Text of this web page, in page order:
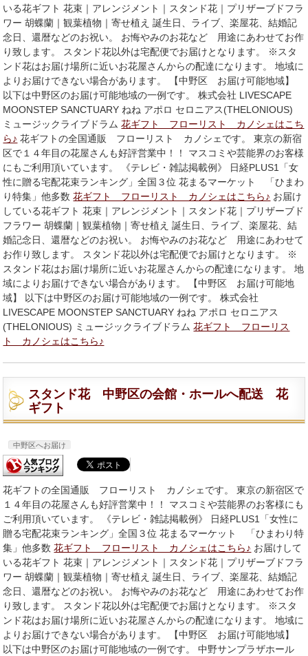
いる花ギフト 花束｜アレンジメント｜スタンド花｜プリザーブドフラ
ワー 胡蝶蘭｜観葉植物｜寄せ植え 誕生日、ライブ、楽屋花、結婚記
念日、還暦などのお祝い。 お悔やみのお花など 用途にあわせてお作
り致します。 スタンド花以外は宅配便でお届けとなります。 ※スタ
ンド花はお届け場所に近いお花屋さんからの配達になります。 地域に
よりお届けできない場合があります。 【中野区 お届け可能地域】
以下は中野区のお届け可能地域の一例です。 株式会社 LIVESCAPE
MOONSTEP SANCTUARY ねね アポロ セロニアス(THELONIOUS)
ミュージックライブドラム花ギフト フローリスト カノシェはこち
ら♪ 花ギフトの全国通販 フローリスト カノシェです。 東京の新宿
区で１４年目の花屋さんも好評営業中！！ マスコミや芸能界のお客様
にもご利用頂いています。 《テレビ・雑誌掲載例》 日経PLUS1「女
性に贈る宅配花束ランキング」全国３位 花まるマーケット 「ひまわ
り特集」他多数花ギフト フローリスト カノシェはこちら♪ お届け
している花ギフト 花束｜アレンジメント｜スタンド花｜プリザーブド
フラワー 胡蝶蘭｜観葉植物｜寄せ植え 誕生日、ライブ、楽屋花、結
婚記念日、還暦などのお祝い。 お悔やみのお花など 用途にあわせて
お作り致します。 スタンド花以外は宅配便でお届けとなります。 ※
スタンド花はお届け場所に近いお花屋さんからの配達になります。 地
域によりお届けできない場合があります。 【中野区 お届け可能地
域】 以下は中野区のお届け可能地域の一例です。 株式会社
LIVESCAPE MOONSTEP SANCTUARY ねね アポロ セロニアス
(THELONIOUS) ミュージックライブドラム花ギフト フローリス
ト カノシェはこちら♪
スタンド花 中野区の会館・ホールへ配送 花
ギフト
中野区へお届け
花ギフトの全国通販 フローリスト カノシェです。 東京の新宿区で
１４年目の花屋さんも好評営業中！！ マスコミや芸能界のお客様にも
ご利用頂いています。 《テレビ・雑誌掲載例》 日経PLUS1「女性に
贈る宅配花束ランキング」全国３位 花まるマーケット 「ひまわり特
集」他多数花ギフト フローリスト カノシェはこちら♪ お届けして
いる花ギフト 花束｜アレンジメント｜スタンド花｜プリザーブドフラ
ワー 胡蝶蘭｜観葉植物｜寄せ植え 誕生日、ライブ、楽屋花、結婚記
念日、還暦などのお祝い。 お悔やみのお花など 用途にあわせてお作
り致します。 スタンド花以外は宅配便でお届けとなります。 ※スタ
ンド花はお届け場所に近いお花屋さんからの配達になります。 地域に
よりお届けできない場合があります。 【中野区 お届け可能地域】
以下は中野区のお届け可能地域の一例です。 中野サンプラザホール